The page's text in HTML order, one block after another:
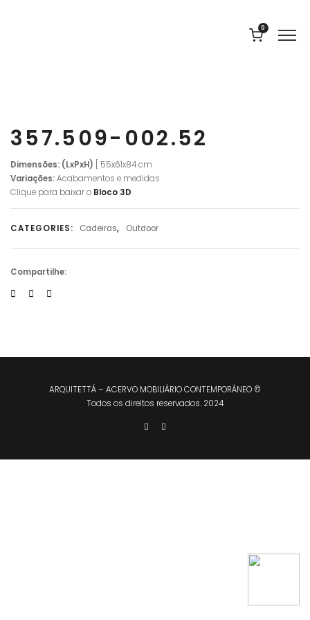
0
357.509-002.52
Dimensões: (LxPxH)
[ 55x61x84 cm
Variações:Acabamentos e medidas
Clique para baixar o Bloco 3D
CATEGORIES: Cadeiras, Outdoor
Compartilhe:
ARQUITETTÁ – ACERVO MOBILIÁRIO CONTEMPORÂNEO ©
Todos os direitos reservados. 2024